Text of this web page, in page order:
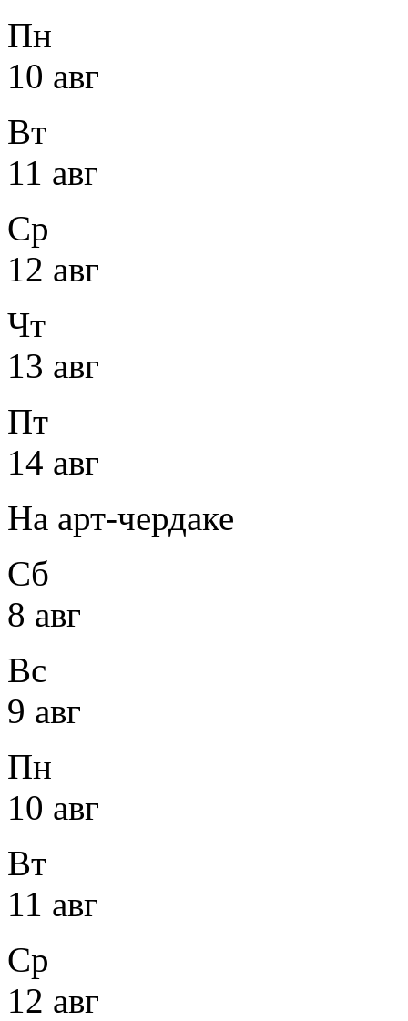
Пн
10 авг
Вт
11 авг
Ср
12 авг
Чт
13 авг
Пт
14 авг
На арт-чердаке
Сб
8 авг
Вс
9 авг
Пн
10 авг
Вт
11 авг
Ср
12 авг